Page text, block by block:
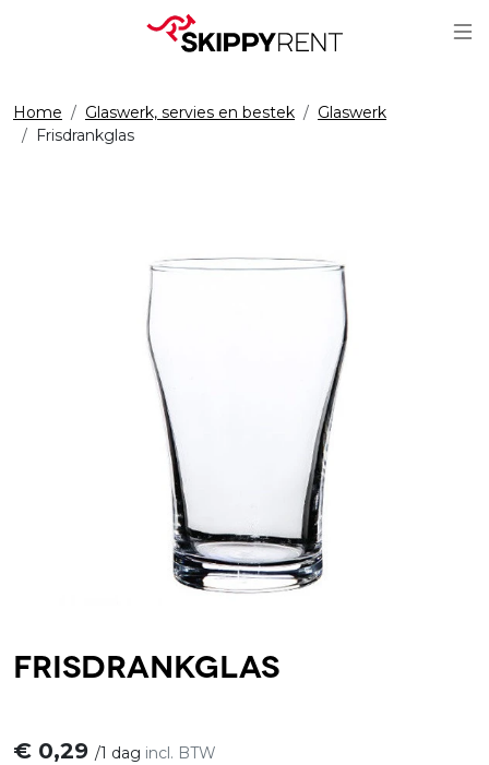
Home Glaswerk, servies en bestek
Glaswerk
Frisdrankglas
Frisdrankglas
€ 0,29 /1 dag incl. BTW